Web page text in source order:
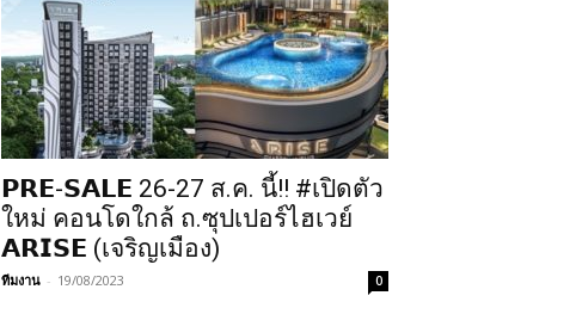
𝗣𝗥𝗘-𝗦𝗔𝗟𝗘 26-27 ส.ค. นี้!! #เปิดตัว
ใหม่ คอนโดใกล้ ถ.ซุปเปอร์ไฮเวย์
𝗔𝗥𝗜𝗦𝗘 (เจริญเมือง)
ทีมงาน - 19/08/2023 0